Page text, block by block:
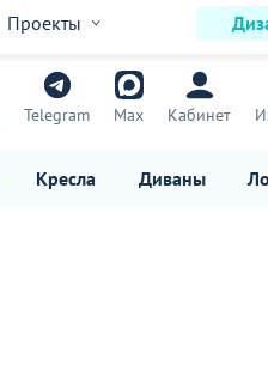
Проекты
Telegram Max Кабинет
Кресла Диваны